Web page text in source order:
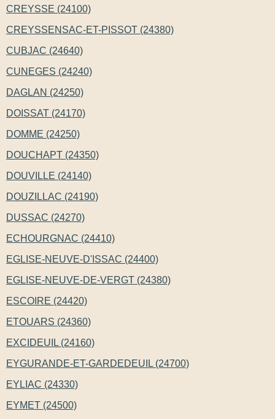
CREYSSE (24100)
CREYSSENSAC-ET-PISSOT (24380)
CUBJAC (24640)
CUNEGES (24240)
DAGLAN (24250)
DOISSAT (24170)
DOMME (24250)
DOUCHAPT (24350)
DOUVILLE (24140)
DOUZILLAC (24190)
DUSSAC (24270)
ECHOURGNAC (24410)
EGLISE-NEUVE-D'ISSAC (24400)
EGLISE-NEUVE-DE-VERGT (24380)
ESCOIRE (24420)
ETOUARS (24360)
EXCIDEUIL (24160)
EYGURANDE-ET-GARDEDEUIL (24700)
EYLIAC (24330)
EYMET (24500)